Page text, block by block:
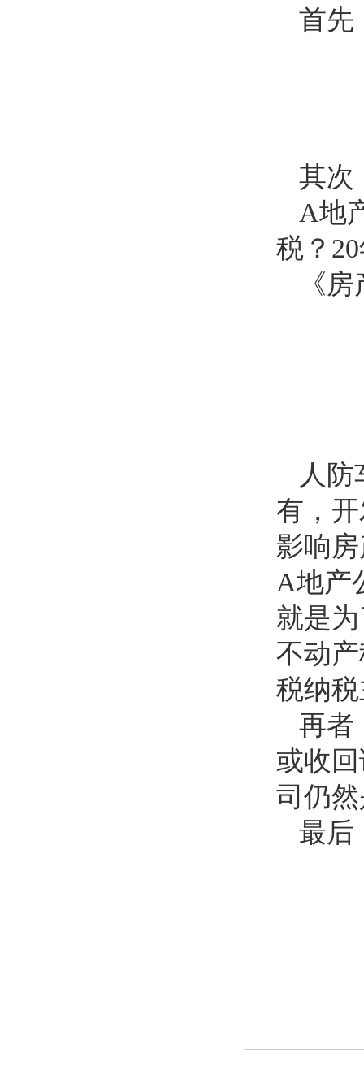
首先
其次
A地
税？ 20
《
人
有，
影响
A地产
就是
不动
税纳
再者
或收
司仍
最后